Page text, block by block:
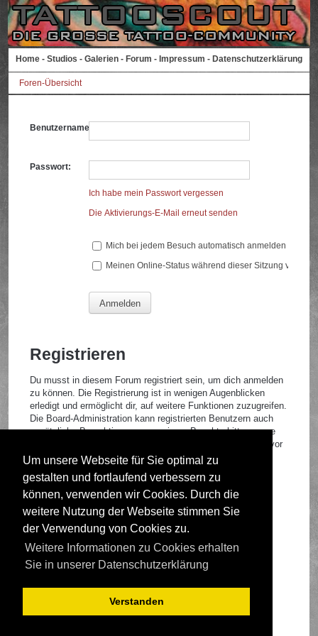
Um unsere Webseite für Sie optimal zu
gestalten und fortlaufend verbessern zu
können, verwenden wir Cookies. Durch die
weitere Nutzung der Webseite stimmen Sie
der Verwendung von Cookies zu.
Weitere Informationen zu Cookies erhalten
Sie in unserer Datenschutzerklärung
Verstanden
Home - Studios - Galerien - Forum - Impressum - Datenschutzerklärung
Foren-Übersicht
Benutzername:
Passwort:
Ich habe mein Passwort vergessen
Die Aktivierungs-E-Mail erneut senden
Mich bei jedem Besuch automatisch anmelden
Meinen Online-Status während dieser Sitzung
Registrieren
Du musst in diesem Forum registriert sein, um dich anmelden
zu können. Die Registrierung ist in wenigen Augenblicken
erledigt und ermöglicht dir, auf weitere Funktionen zuzugreifen.
Die Board-Administration kann registrierten Benutzern auch
zusätzliche Berechtigungen zuweisen. Beachte bitte unsere
Nutzungsbedingungen und die verwandten Regelungen, bevor
du dich registrierst. Bitte beachte auch die jeweiligen
Forenregeln, wenn du dich in diesem Board bewegst.
Nutzungsbedingungen|Datenschutzrichtlinie
Registrieren
Foren-Übersicht
Deutsche Übersetzung durchphpBB.de